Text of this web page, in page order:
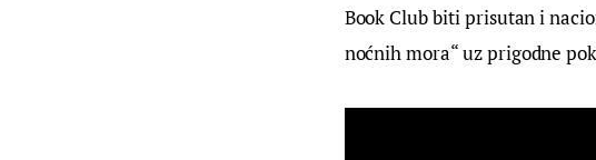
Book Club biti prisutan i
noćnih mora“ uz prigodne